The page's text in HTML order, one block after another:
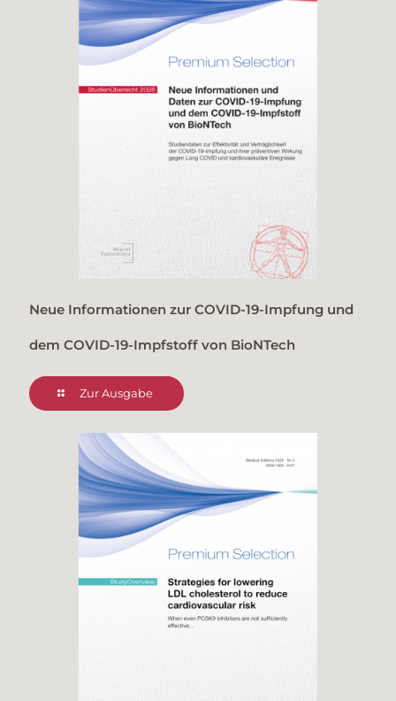
Neue Informationen zur COVID-19-Impfung und
dem COVID-19-Impfstoff von BioNTech
Zur Ausgabe